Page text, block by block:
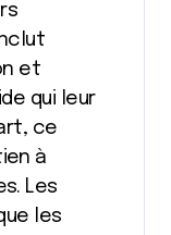
et
qui leur
ce
à
Les
les